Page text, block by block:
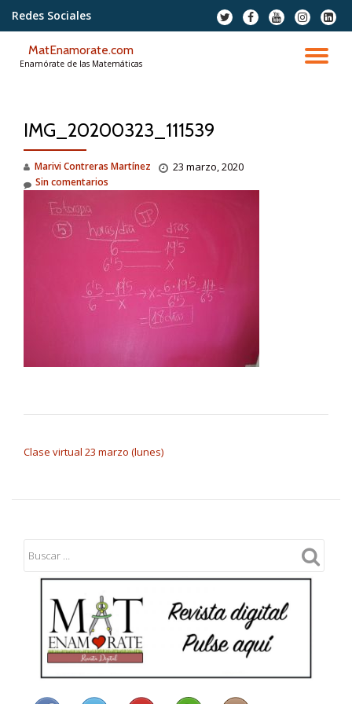
contenido
Redes Sociales
fa-
twitter
fa-
facebook
fa-
youtube
fa-
instagram
fa-
MatEnamorate.com
Enamórate de las Matemáticas
IMG_20200323_111539
Marivi Contreras Martínez 23 marzo, 2020
Sin comentarios
Clase virtual 23 marzo (lunes)